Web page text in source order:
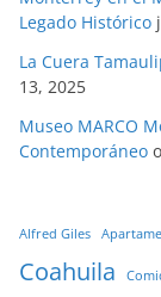
Legado Histórico
La Cuera
13, 2025
Museo MARCO
Contemporáneo
Alfred Giles
Coahuila